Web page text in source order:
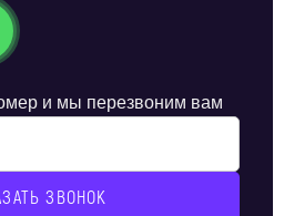
и мы перезвоним вам